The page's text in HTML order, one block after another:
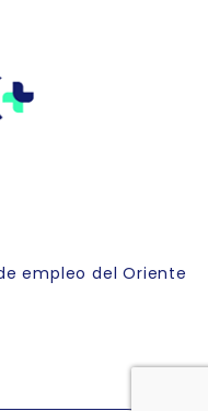
empleo del Oriente